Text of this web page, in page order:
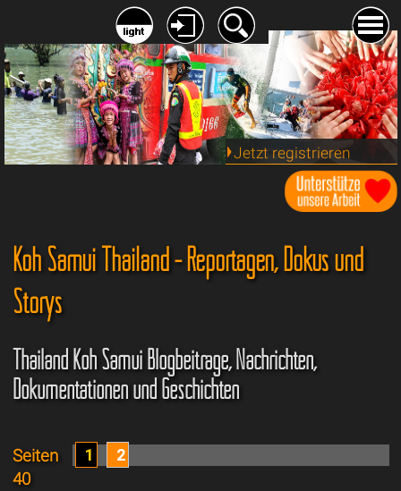
Jetzt registrieren
Koh Samui Thailand - Reportagen, Dokus und
Storys
Thailand Koh Samui Blogbeiträge, Nachrichten,
Dokumentationen und Geschichten
Seiten
40
1 2